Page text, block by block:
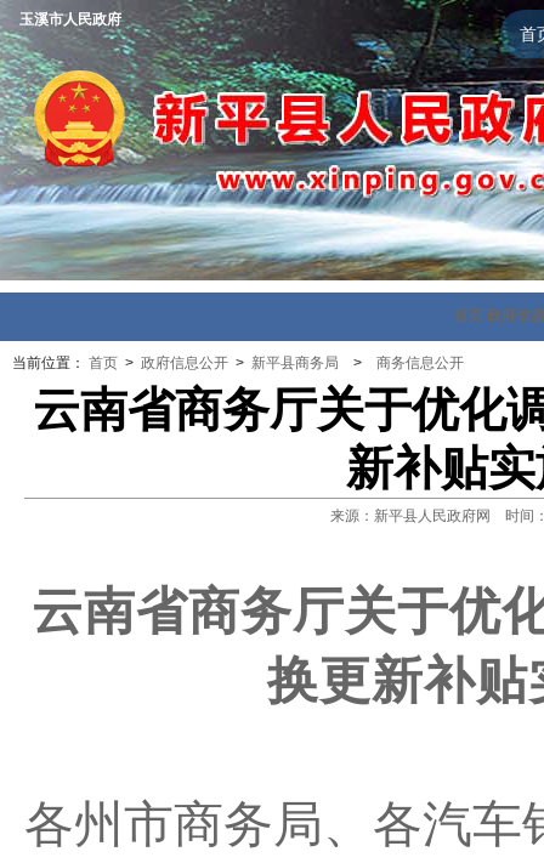
首
玉溪市人民政府
首页 政府信
当前位置： 首页 > 政府信息公开 > 新平县商务局 > 商务信息公开
云南省商务厅关于优化
新补贴
来源：新平县人民政府网 时间
云南省商务厅关于优
换更新补
各州市商务局、各汽